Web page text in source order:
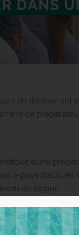
en
de
d’une
le pays
de langue.